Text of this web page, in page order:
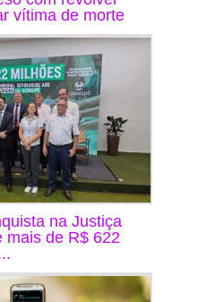
vítima de morte
na Justiça
mais de R$ 622